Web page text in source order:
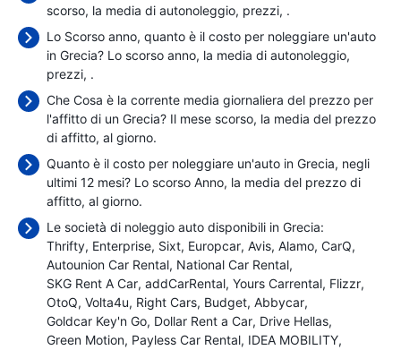
scorso, la media di autonoleggio, prezzi, .
Lo Scorso anno, quanto è il costo per noleggiare un'auto
in Grecia? Lo scorso anno, la media di autonoleggio,
prezzi, .
Che Cosa è la corrente media giornaliera del prezzo per
l'affitto di un Grecia? Il mese scorso, la media del prezzo
di affitto, al giorno.
Quanto è il costo per noleggiare un'auto in Grecia, negli
ultimi 12 mesi? Lo scorso Anno, la media del prezzo di
affitto, al giorno.
Le società di noleggio auto disponibili in Grecia:
Thrifty Enterprise Sixt Europcar Avis Alamo CarQ
Autounion Car Rental National Car Rental
SKG Rent A Car addCarRental Yours Carrental Flizzr
OtoQ Volta4u Right Cars Budget Abbycar
Goldcar Key'n Go Dollar Rent a Car Drive Hellas
Green Motion Payless Car Rental IDEA MOBILITY